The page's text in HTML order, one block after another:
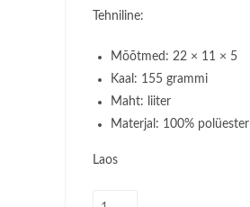
Tehniline:
Mõõtmed: 22 × 11 × 5
Kaal: 155 grammi
Maht: liiter
Materjal: 100% polüester
Laos
Pinal